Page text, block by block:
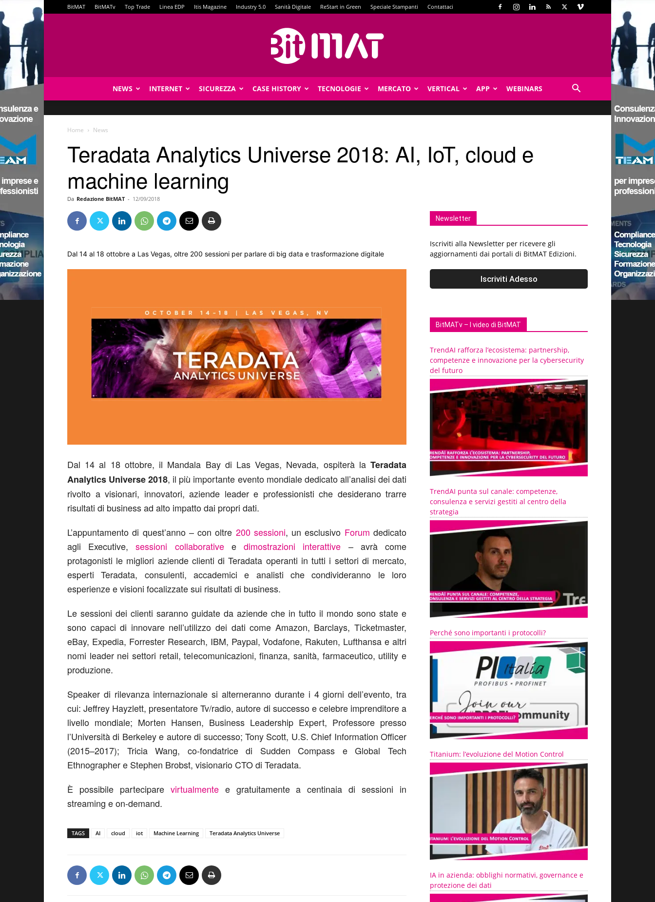
BitMAT BitMATv Top Trade Linea EDP Itis Magazine Industry 5.0 Sanità Digitale ReStart in Green Speciale Stampanti Contattaci
NEWS INTERNET SICUREZZA CASE HISTORY TECNOLOGIE MERCATO VERTICAL APP WEBINARS
Home News
Teradata Analytics Universe 2018: AI, IoT, cloud e
machine learning
Da Redazione BitMAT - 12/09/2018
Dal 14 al 18 ottobre a Las Vegas, oltre 200 sessioni per parlare di big data e trasformazione digitale
Dal 14 al 18 ottobre, il Mandala Bay di Las Vegas, Nevada, ospiterà la Teradata
Analytics Universe 2018, il più importante evento mondiale dedicato all’analisi dei dati
rivolto a visionari, innovatori, aziende leader e professionisti che desiderano trarre
risultati di business ad alto impatto dai propri dati.
L’appuntamento di quest’anno – con oltre 200 sessioni, un esclusivo Forum dedicato
agli Executive,sessioni collaborativeedimostrazioni interattive – avrà come
protagonisti le migliori aziende clienti di Teradata operanti in tutti i settori di mercato,
esperti Teradata, consulenti, accademici e analisti che condivideranno le loro
esperienze e visioni focalizzate sui risultati di business.
Le sessioni dei clienti saranno guidate da aziende che in tutto il mondo sono state e
sono capaci di innovare nell’utilizzo dei dati come Amazon, Barclays, Ticketmaster,
eBay, Expedia, Forrester Research, IBM, Paypal, Vodafone, Rakuten, Lufthansa e altri
nomi leader nei settori retail, telecomunicazioni, finanza, sanità, farmaceutico, utility e
produzione.
Speaker di rilevanza internazionale si alterneranno durante i 4 giorni dell’evento, tra
cui: Jeffrey Hayzlett, presentatore Tv/radio, autore di successo e celebre imprenditore a
livello mondiale; Morten Hansen, Business Leadership Expert, Professore presso
l’Università di Berkeley e autore di successo; Tony Scott, U.S. Chief Information Officer
(2015–2017); Tricia Wang, co-fondatrice di Sudden Compass e Global Tech
Ethnographer e Stephen Brobst, visionario CTO di Teradata.
È possibile partecipare virtualmentee gratuitamente a centinaia di sessioni in
streaming e on-demand.
TAGS AI cloud iot Machine Learning Teradata Analytics Universe
Newsletter
Iscriviti alla Newsletter per ricevere gli
aggiornamenti dai portali di BitMAT Edizioni.
BitMATv – I video di BitMAT
TrendAI rafforza l’ecosistema: partnership,
competenze e innovazione per la cybersecurity
del futuro
TrendAI punta sul canale: competenze,
consulenza e servizi gestiti al centro della
strategia
Perché sono importanti i protocolli?
Titanium: l’evoluzione del Motion Control
IA in azienda: obblighi normativi, governance e
protezione dei dati